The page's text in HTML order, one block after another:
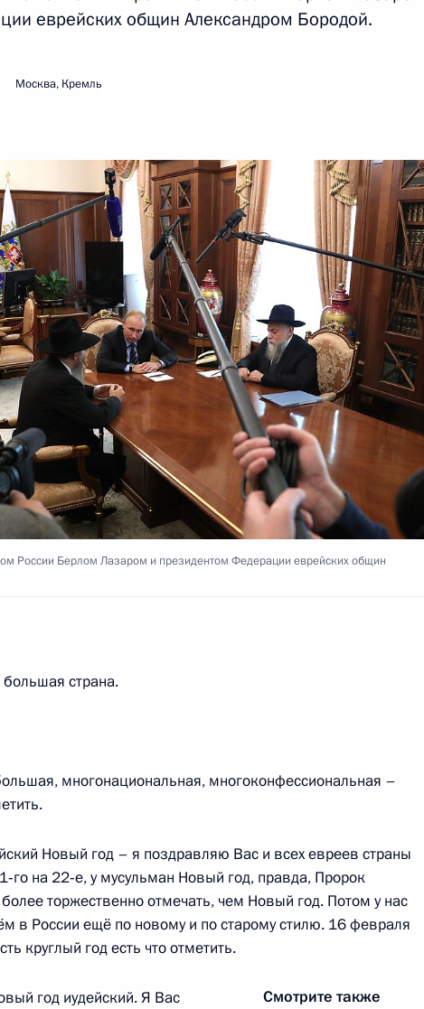
Ирана Хасаном Рухани
Москва, Кремль
спецпредставителем Президента
конгрессом финно-угорских
Казахстана Нурсултаном
и Денисом Мантуровым
Московская область, Ново-Огарёво
еврейских общин Александром Бородой.
Москва, Кремль
России Берлом Лазаром и президентом Федерации еврейских общин
большая страна.
многонациональная, многоконфессиональная –
Новый год – я поздравляю Вас и всех евреев страны
на 22‑е, у мусульман Новый год, правда, Пророк
торжественно отмечать, чем Новый год. Потом у нас
в России ещё по новому и по старому стилю. 16 февраля
круглый год есть что отметить.
Смотрите также
год иудейский. Я Вас